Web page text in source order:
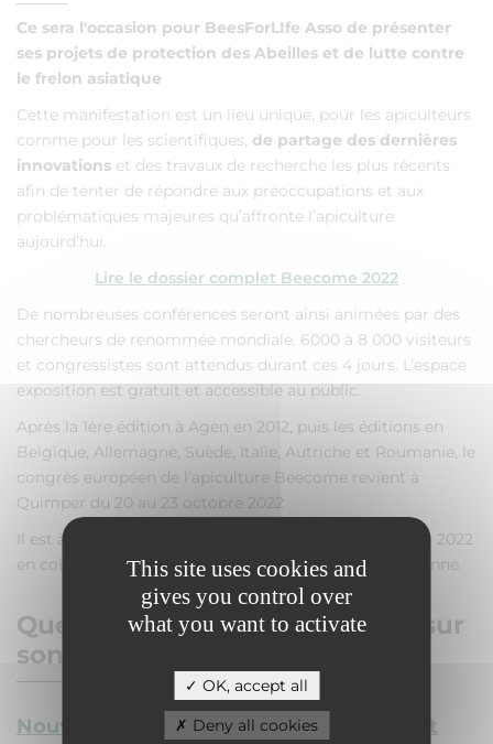
This site uses cookies and
gives you control over
what you want to activate
OK, accept all
Deny all cookies
Ce sera l'occasion pour BeesForLIfe Asso de présenter
ses projets de protection des Abeilles et de lutte contre
le frelon asiatique
Cette manifestation est un lieu unique, pour les apiculteurs
comme pour les scientifiques, de partage des dernières
innovations et des travaux de recherche les plus récents
afin de tenter de répondre aux préoccupations et aux
problématiques majeures qu’affronte l’apiculture
aujourd’hui.
Lire le dossier complet Beecome 2022
De nombreuses conférences seront ainsi animées par des
chercheurs de renommée mondiale. 6000 à 8 000 visiteurs
et congressistes sont attendus durant ces 4 jours. L’espace
exposition est gratuit et accessible au public.
Après la 1ère édition à Agen en 2012, puis les éditions en
Belgique, Allemagne, Suède, Italie, Autriche et Roumanie, le
congrès européen de l’apiculture Beecome revient à
Quimper du 20 au 23 octobre 2022
Il est à nouveau organisé par l’UNAF, et pour Quimper 2022
en collaboration avec le syndicat de l’Abeille Finistérienne.
Que va présenter BeesForLife sur
son stand innovation ?
Nouvelle version de l'application Internet